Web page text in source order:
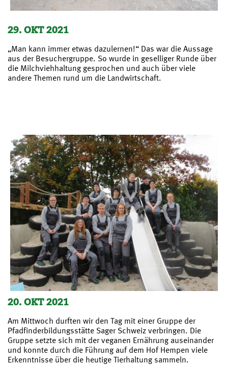
29. OKT 2021
„Man kann immer etwas dazulernen!“ Das war die Aussage
aus der Besuchergruppe. So wurde in geselliger Runde über
die Milchviehhaltung gesprochen und auch über viele
andere Themen rund um die Landwirtschaft.
20. OKT 2021
Am Mittwoch durften wir den Tag mit einer Gruppe der
Pfadfinderbildungsstätte Sager Schweiz verbringen. Die
Gruppe setzte sich mit der veganen Ernährung auseinander
und konnte durch die Führung auf dem Hof Hempen viele
Erkenntnisse über die heutige Tierhaltung sammeln.